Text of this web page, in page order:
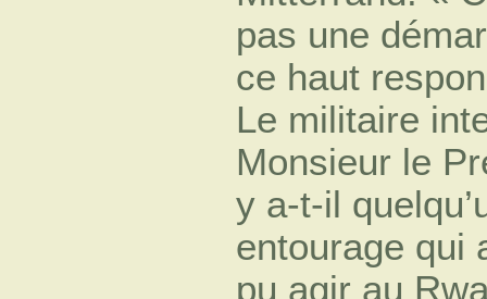
pas une
ce haut
Le militaire
Monsieur le
y a-t-il
entourage qui
pu agir au